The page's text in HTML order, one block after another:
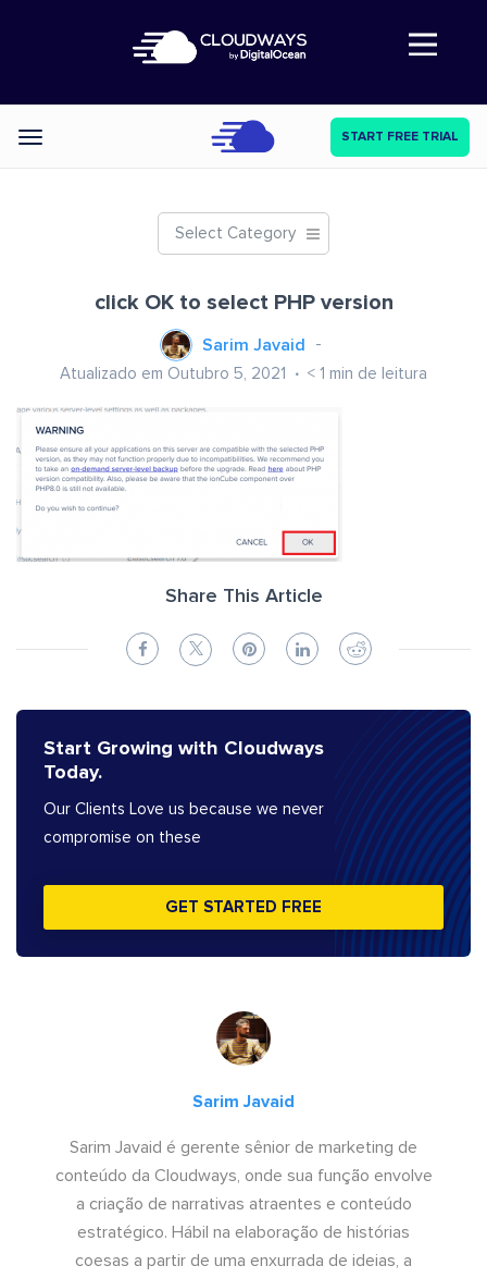
Abre a navegação
Categories START FREE TRIAL
Select Category
click OK to select PHP version
Sarim Javaid
Atualizado em Outubro 5, 2021 < 1 min de leitura
Share This Article
Start Growing with Cloudways
Today.
Our Clients Love us because we never
compromise on these
GET STARTED FREE
Sarim Javaid
Sarim Javaid é gerente sênior de marketing de
conteúdo da Cloudways, onde sua função envolve
a criação de narrativas atraentes e conteúdo
estratégico. Hábil na elaboração de histórias
coesas a partir de uma enxurrada de ideias, a